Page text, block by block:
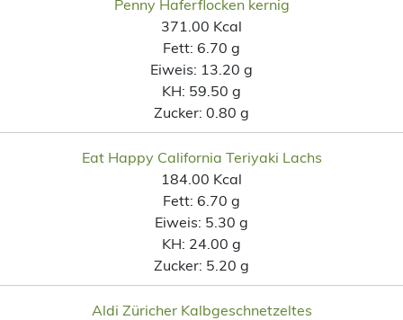
Penny Haferflocken kernig
371.00 Kcal
Fett: 6.70 g
Eiweis: 13.20 g
KH: 59.50 g
Zucker: 0.80 g
Eat Happy California Teriyaki Lachs
184.00 Kcal
Fett: 6.70 g
Eiweis: 5.30 g
KH: 24.00 g
Zucker: 5.20 g
Aldi Züricher Kalbgeschnetzeltes